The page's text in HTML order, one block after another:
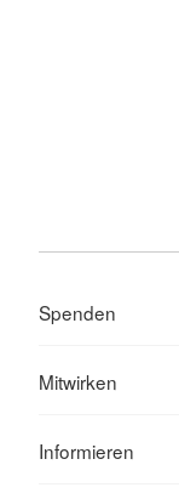
Spenden
Mitwirken
Informieren